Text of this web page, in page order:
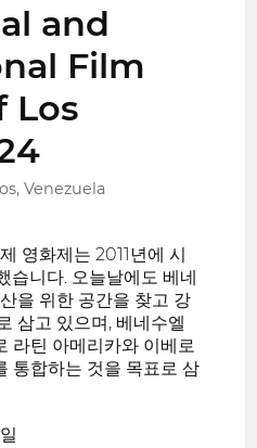
and
Film
Los
Venezuela
영화제는 2011년에 시
습니다. 오늘날에도 베네
을 위한 공간을 찾고 강
삼고 있으며, 베네수엘
라틴 아메리카와 이베로
통합하는 것을 목표로 삼